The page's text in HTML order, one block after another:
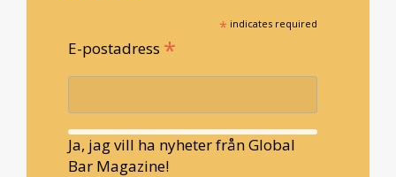
* indicates required
E-postadress *
Ja, jag vill ha nyheter från Global
Bar Magazine!